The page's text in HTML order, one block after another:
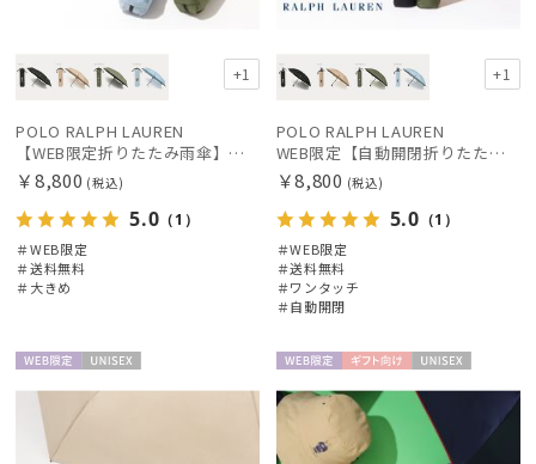
+1
POLO RALPH LAUREN
【WEB限定折りたたみ雨傘】ポロ ラルフ ローレン（POLO RALPH LAUREN）FLAG ベア 簡単開閉
￥8,800 (税込)
5.0 （1）
＃WEB限定
＃送料無料
＃大きめ
+1
POLO RALPH LAUREN
WEB限定【自動開閉折りたたみ傘】ポロ ラルフ ローレン（POLO RALPH LAUREN）FLAG ベア ワンタッチ開閉
￥8,800 (税込)
5.0 （1）
＃WEB限定
＃送料無料
＃ワンタッチ
＃自動開閉
X
定
向け
X